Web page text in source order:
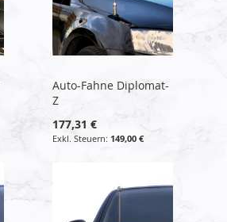
Auto-Fahne Diplomat-
Z
177,31 €
149,00 €